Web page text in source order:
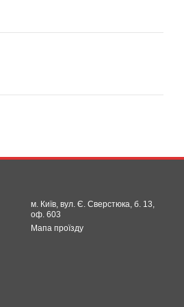
м. Київ, вул. Є. Сверстюка, б. 13,
оф. 603
Мапа проїзду